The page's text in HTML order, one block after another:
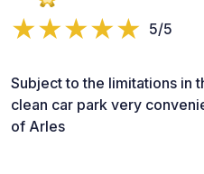
5/5
Subject to the limitations in
clean car park very
of Arles